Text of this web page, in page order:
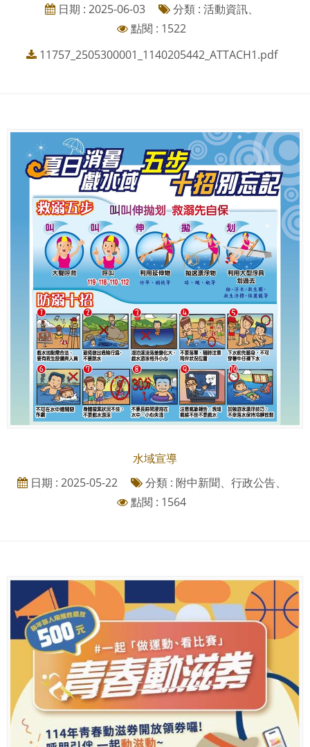
日期 : 2025-06-03
分類 : 活動資訊、
點閱 : 1522
11757_2505300001_1140205442_ATTACH1.pdf
水域宣導
日期 : 2025-05-22
分類 : 附中新聞、行政公告、
點閱 : 1564